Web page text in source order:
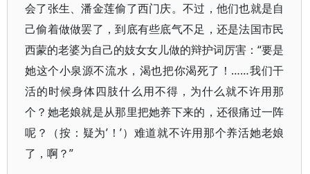
会了张生、潘金莲偷了西门庆。不过，他们也就是自
己偷着做做罢了，到底有些底气不足，还是法国市民
西蒙的老婆为自己的妓女女儿做的辩护词厉害：“要是
她这个小泉源不流水，渴也把你渴死了！……我们干
活的时候身体四肢什么用不得，为什么就不许用那
个？她老娘就是从那里把她养下来的，还很痛过一阵
呢？（按：疑为’！’）难道就不许用那个养活她老娘
了，啊？”